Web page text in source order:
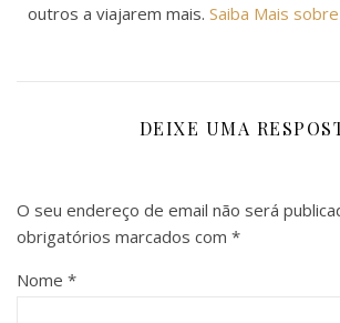
outros a viajarem mais. Saiba Mais
DEIXE UMA
O seu endereço de email não será
obrigatórios marcados com *
Nome *